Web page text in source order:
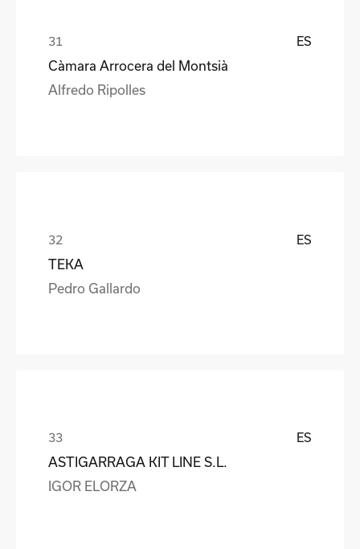
ES
Càmara Arrocera del Montsià
Alfredo Ripolles
ES
TEKA
Pedro Gallardo
ES
ASTIGARRAGA KIT LINE S.L.
IGOR ELORZA